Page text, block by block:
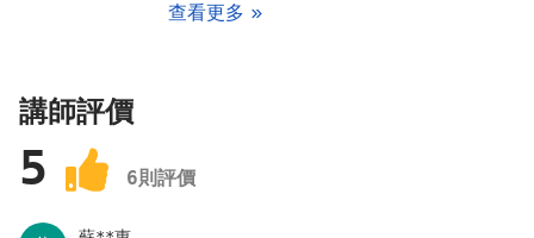
查看更多
講師評價
5 6則評價